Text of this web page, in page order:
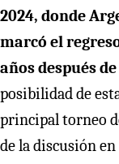
2024, donde
marcó el
años después
posibilidad de
principal torneo
de la discusión en